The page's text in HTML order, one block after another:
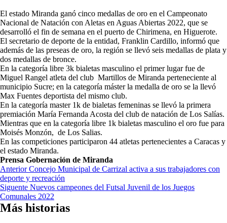
El estado Miranda ganó cinco medallas de oro en el Campeonato
Nacional de Natación con Aletas en Aguas Abiertas 2022, que se
desarrolló el fin de semana en el puerto de Chirimena, en Higuerote.
El secretario de deporte de la entidad, Franklin Cardillo, informó que
además de las preseas de oro, la región se llevó seis medallas de plata y
dos medallas de bronce.
En la categoría libre 3k bialetas masculino el primer lugar fue de
Miguel Rangel atleta del club Martillos de Miranda perteneciente al
municipio Sucre; en la categoría máster la medalla de oro se la llevó
Max Fuentes deportista del mismo club.
En la categoría master 1k de bialetas femeninas se llevó la primera
premiación María Fernanda Acosta del club de natación de Los Salías.
Mientras que en la categoría libre 1k bialetas masculino el oro fue para
Moisés Monzón, de Los Salias.
En las competiciones participaron 44 atletas pertenecientes a Caracas y
el estado Miranda.
Prensa Gobernación de Miranda
Navegación
de
entradas
AnteriorConcejo Municipal de Carrizal activa a sus trabajadores con
deporte y recreación
Siguente Nuevos campeones del Futsal Juvenil de los Juegos
Comunales 2022
Más historias